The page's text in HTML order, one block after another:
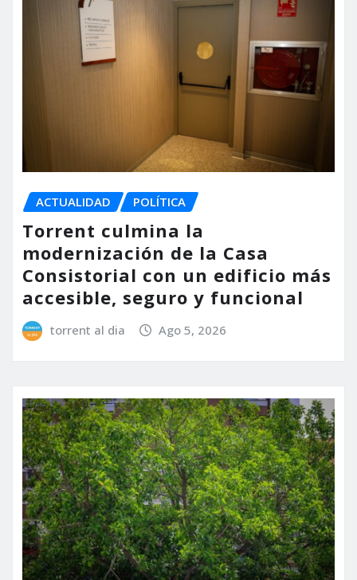
ACTUALIDAD POLÍTICA
Torrent culmina la
modernización de la Casa
Consistorial con un edificio más
accesible, seguro y funcional
torrent al dia Ago 5, 2026